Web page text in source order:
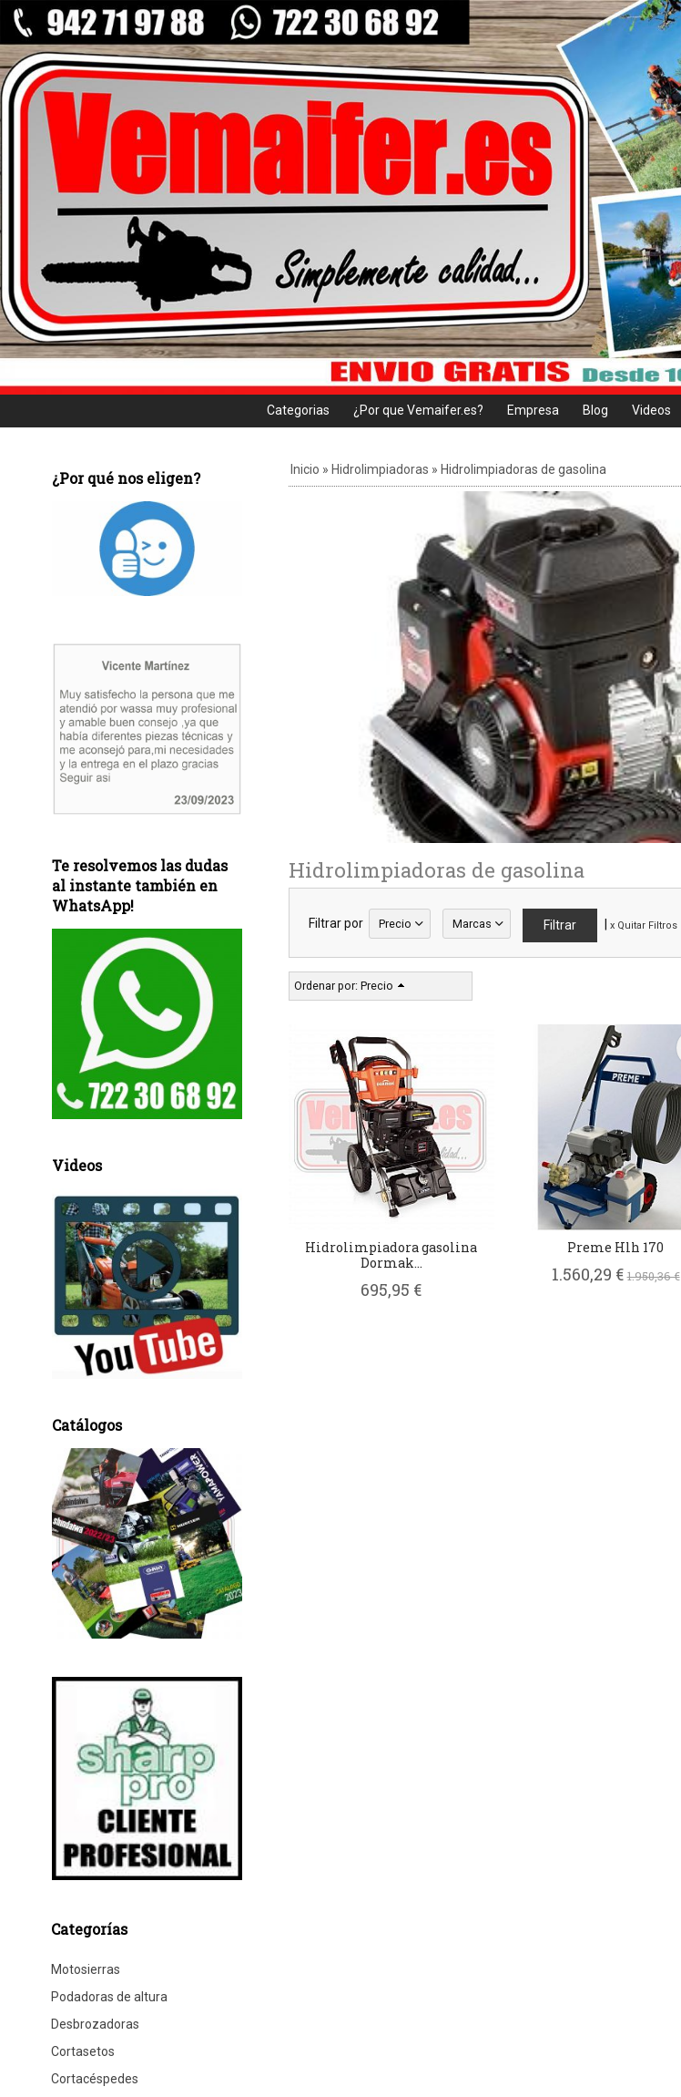
Categorias ¿Por que Vemaifer.es? Empresa Blog Videos
¿Por qué nos eligen?
Te resolvemos las dudas
al instante también en
WhatsApp!
Videos
Catálogos
Categorías
Motosierras
Podadoras de altura
Desbrozadoras
Cortasetos
Cortacéspedes
Inicio » Hidrolimpiadoras » Hidrolimpiadoras de gasolina
Hidrolimpiadoras de gasolina
Filtrar por Precio Marcas x Quitar Filtros
Ordenar por: Precio
Hidrolimpiadora gasolina
Dormak...
695,95 €
Preme Hlh 170
1.560,29 €1.950,36 €